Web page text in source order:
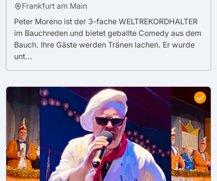
Frankfurt am Main
Peter Moreno ist der 3-fache WELTREKORDHALTER
im Bauchreden und bietet geballte Comedy aus dem
Bauch. Ihre Gäste werden Tränen lachen. Er wurde
unt...